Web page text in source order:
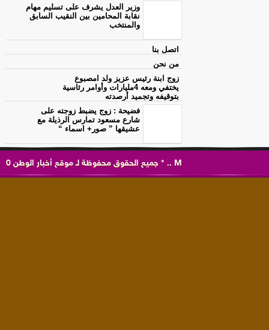
وزير العدل يشرف على تسليم مهام
نقابة المحامين بين النقيب السابق
والمنتخب
اتصل بنا
من نحن
زوج ابنة رئيس عزيز ولد امصبوع
يختفي ومعه 4مليارات وأوامر رئاسية
بتوقيفه وتجميد أرصدته
فضيحة : زوج يضبط زوجته على
شارع مسعود تمارس الرذيلة مع
عشيقها ” صور+ اسماء “
M
..
* جميع الحقوق محفوظة لـموقع أخبار الوطن 0